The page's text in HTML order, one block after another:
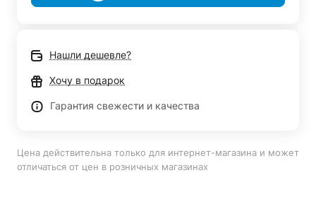
Нашли дешевле?
Хочу в подарок
Гарантия свежести и качества
Цена действительна только для интернет-магазина и может
отличаться от цен в розничных магазинах